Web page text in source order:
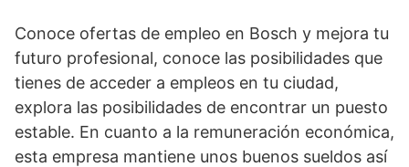
Conoce ofertas de empleo en Bosch y mejora tu
futuro profesional, conoce las posibilidades que
tienes de acceder a empleos en tu ciudad,
explora las posibilidades de encontrar un puesto
estable. En cuanto a la remuneración económica,
esta empresa mantiene unos buenos sueldos así